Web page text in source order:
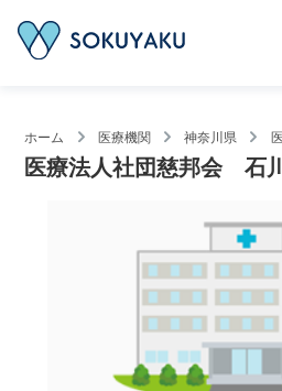
ホーム 医療機関 神奈川県
医療法人社団慈邦会 石